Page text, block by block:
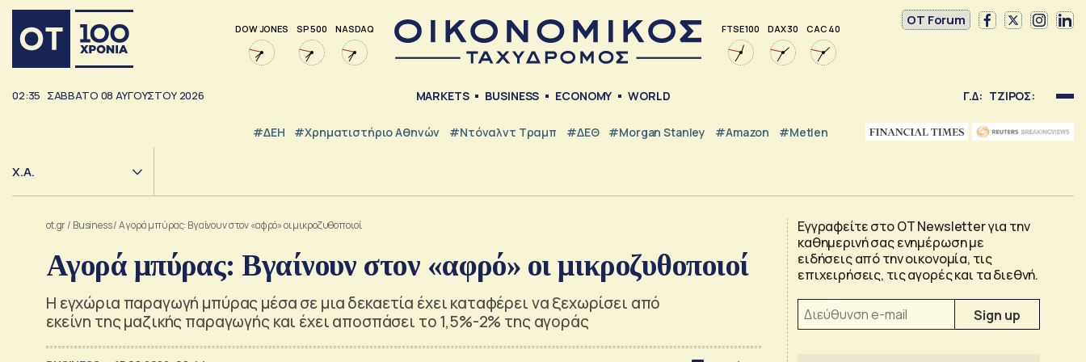
DOW JONES SP 500 NASDAQ FTSE 100 DAX 30 CAC 40
OT Forum
02:35 ΣΑΒΒΑΤΟ 08 ΑΥΓΟΥΣΤΟΥ 2026 MARKETS BUSINESS ECONOMY WORLD Γ.Δ: ΤΖΙΡΟΣ:
#ΔΕΗ #Χρηματιστήριο Αθηνών #Ντόναλντ Τραμπ #ΔΕΘ #Morgan Stanley #Amazon #Metlen
Χ.Α.
ot.gr/ Business/Αγορά μπύρας: Βγαίνουν στον «αφρό» οι μικροζυθοποιοί
Αγορά μπύρας: Βγαίνουν στον «αφρό» οι μικροζυθοποιοί
Η εγχώρια παραγωγή μπύρας μέσα σε μια δεκαετία έχει καταφέρει να ξεχωρίσει από
εκείνη της μαζικής παραγωγής και έχει αποσπάσει το 1,5%-2% της αγοράς
Εγγραφείτε στο OT Newsletter για την
καθημερινή σας ενημέρωση με
ειδήσεις από την οικονομία, τις
επιχειρήσεις, τις αγορές και τα διεθνή.